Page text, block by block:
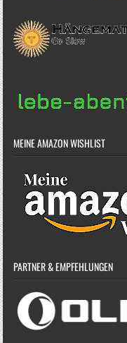
MEINE AMAZON WISHLIST
PARTNER & EMPFEHLUNGEN